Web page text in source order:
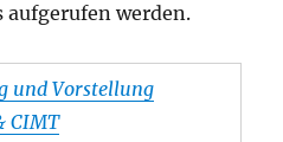
werden.
und Vorstellung
CIMT